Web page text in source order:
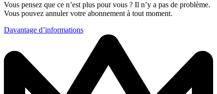
Vous pensez que ce n’est plus pour vous ? Il n’y a pas de problème.
Vous pouvez annuler votre abonnement à tout moment.
Davantage d’informations